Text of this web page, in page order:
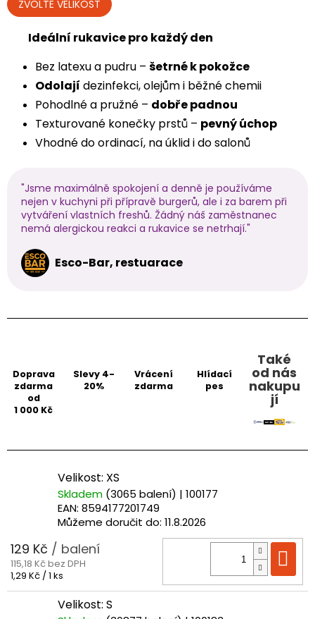
Ideální rukavice pro každý den
Bez latexu a pudru – šetrné k pokožce
Odolají dezinfekci, olejům i běžné chemii
Pohodlné a pružné – dobře padnou
Texturované konečky prstů – pevný úchop
Vhodné do ordinací, na úklid i do salonů
"Jsme maximálně spokojení a denně je používáme
nejen v kuchyni při přípravě burgerů, ale i za barem při
vytváření vlastních freshů. Žádný náš zaměstnanec
nemá alergickou reakci a rukavice se netrhají."
Esco-Bar, restuarace
Doprava
zdarma
od
1 000 Kč
Slevy 4-
20%
Vrácení
zdarma
Hlídací
pes
Také
od nás
nakupu
jí
Velikost: XS
Skladem (3065 balení) | 100177
EAN: 8594177201749
Můžeme doručit do: 11.8.2026
129 Kč / balení
115,18 Kč bez DPH
Měrná
1,29 Kč / 1 ks
Velikost: S